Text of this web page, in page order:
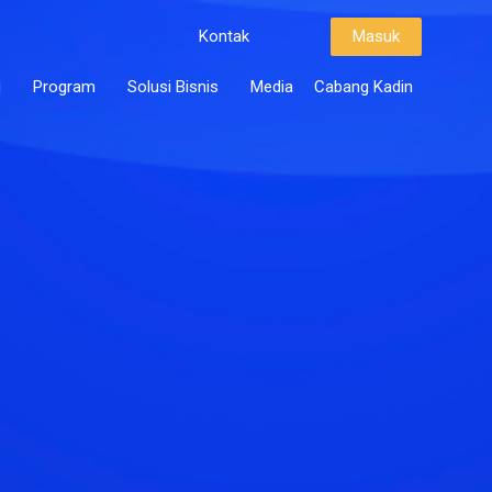
Kontak Masuk
Program Solusi Bisnis Media Cabang Kadin